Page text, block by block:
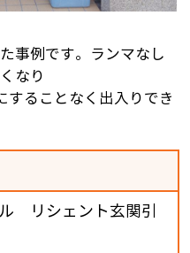
事例です。ランマなし
なり
することなく出入りでき
リシェント玄関引